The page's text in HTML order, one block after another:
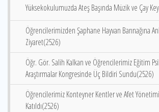
Yüksekokulumuzda Ateş Başında Müzik ve Çay
Öğrencilerimizden Şaphane Hayvan Barınağına
Ziyaret(2526)
Öğr. Gör. Salih Kalkan ve Öğrencilerimiz Eğitim
Araştırmalar Kongresinde Üç Bildiri Sundu(2526)
Öğrencilerimiz Konteyner Kentler ve Afet
Katıldı(2526)